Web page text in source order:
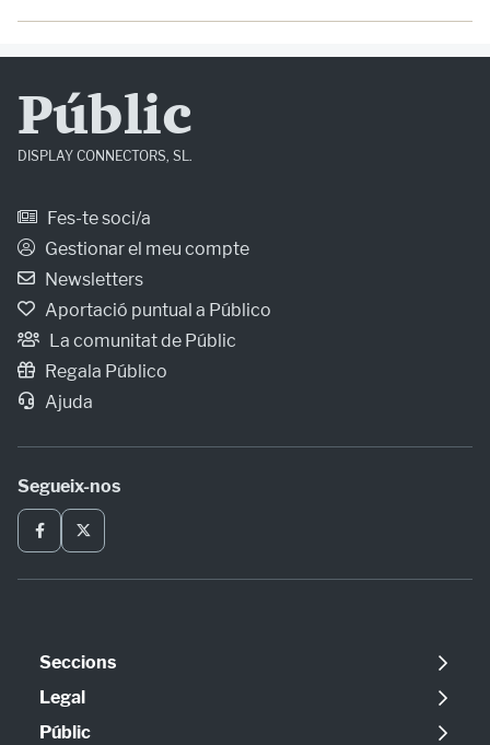
Públic
DISPLAY CONNECTORS, SL.
Fes-te soci/a
Gestionar el meu compte
Newsletters
Aportació puntual a Público
La comunitat de Públic
Regala Público
Ajuda
Segueix-nos
Seccions
Política
Opinió
Legal
Avís legal
Públic